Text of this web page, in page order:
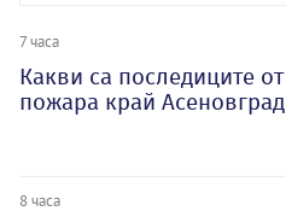
7 часа
Какви са последиците от
пожара край Асеновград
8 часа